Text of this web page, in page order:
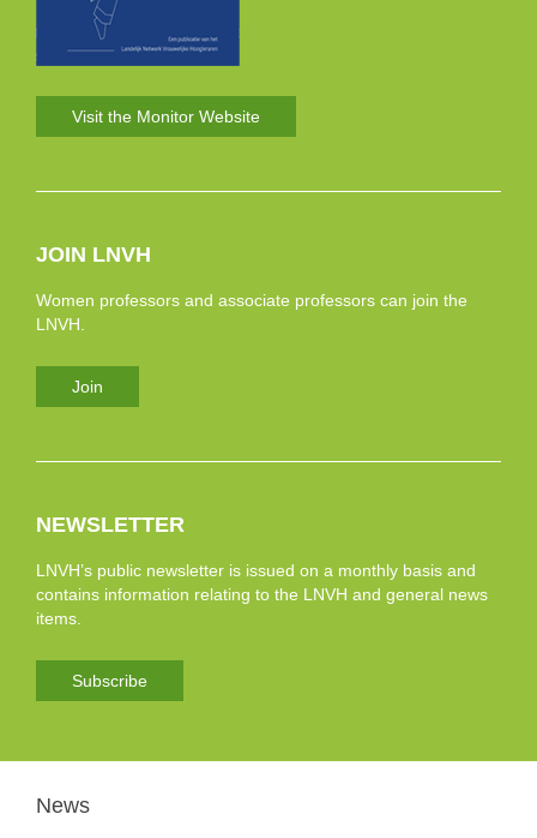
Visit the Monitor Website
JOIN LNVH
Women professors and associate professors can join the
LNVH.
Join
NEWSLETTER
LNVH’s public newsletter is issued on a monthly basis and
contains information relating to the LNVH and general news
items.
Subscribe
News